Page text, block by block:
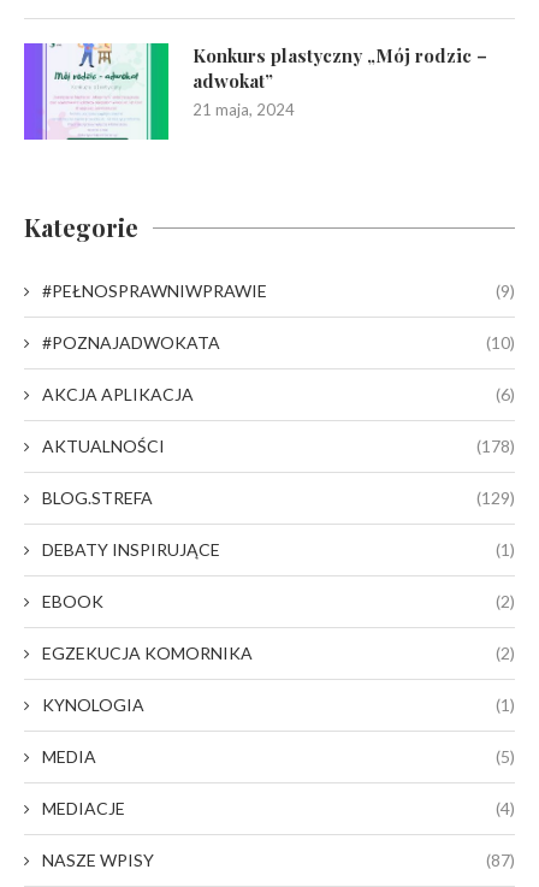
Konkurs plastyczny „Mój rodzic –
adwokat”
21 maja, 2024
Kategorie
#PEŁNOSPRAWNIWPRAWIE (9)
#POZNAJADWOKATA (10)
AKCJA APLIKACJA (6)
AKTUALNOŚCI (178)
BLOG.STREFA (129)
DEBATY INSPIRUJĄCE (1)
EBOOK (2)
EGZEKUCJA KOMORNIKA (2)
KYNOLOGIA (1)
MEDIA (5)
MEDIACJE (4)
NASZE WPISY (87)